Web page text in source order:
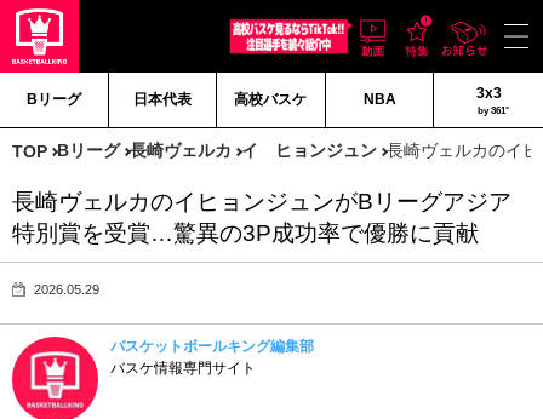
Bリーグ 日本代表 高校バスケ NBA 3x3
by 361°
TOP Bリーグ 長崎ヴェルカ イ ヒョンジュン 長崎ヴェルカのイ
長崎ヴェルカのイヒョンジュンがBリーグアジア
特別賞を受賞…驚異の3P成功率で優勝に貢献
2026.05.29
バスケットボールキング編集部
バスケ情報専門サイト